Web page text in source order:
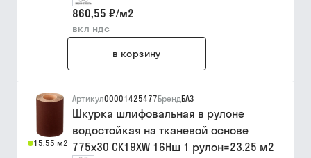
860,55 ₽/м2
вкл ндс
в корзину
15.55 м2
Артикул00001425477БрендБАЗ
Шкурка шлифовальная в рулоне
водостойкая на тканевой основе
775х30 CK19XW 16Нш 1 рулон=23.25 м2